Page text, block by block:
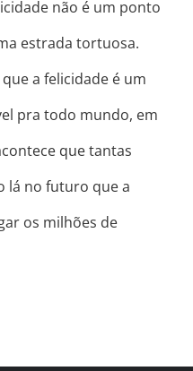
não é um ponto
estrada tortuosa.
a felicidade é um
pra todo mundo, em
que tantas
lá no futuro que a
os milhões de